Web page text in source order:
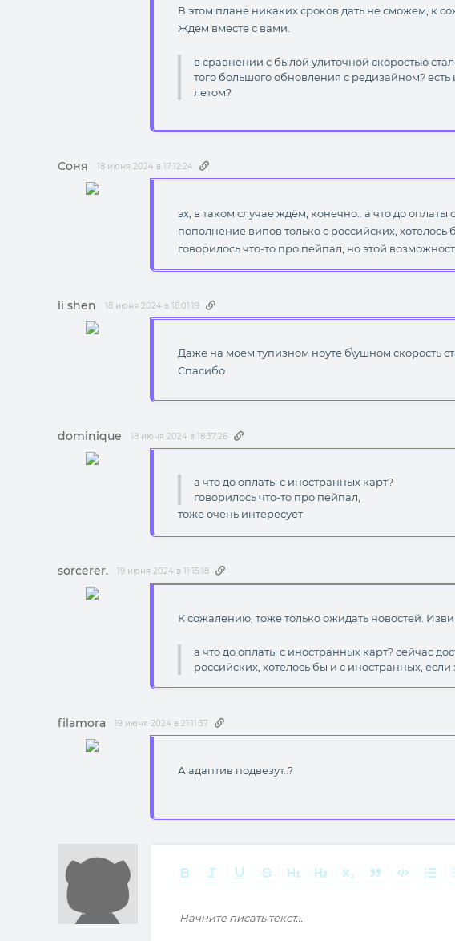
В этом плане никаких сроков дать не сможем, к
Ждем вместе с вами.
в сравнении с былой улиточной скоростью
того большого обновления с редизайном?
летом?
Соня 18 июня 2024 в 17:12:24
эх, в таком случае ждём, конечно.. а что до оплаты
пополнение випов только с российских,
говорилось что-то про пейпал, но этой
li shen 18 июня 2024 в 18:01:19
Даже на моем тупизном ноуте б\ушном скорость
Спасибо
dominique 18 июня 2024 в 18:37:26
а что до оплаты с иностранных карт?
говорилось что-то про пейпал,
тоже очень интересует
sorcerer. 19 июня 2024 в 11:15:18
К сожалению, тоже только ожидать новостей.
а что до оплаты с иностранных карт? сейчас
российских, хотелось бы и с иностранных,
filamora 19 июня 2024 в 21:11:37
А адаптив подвезут..?